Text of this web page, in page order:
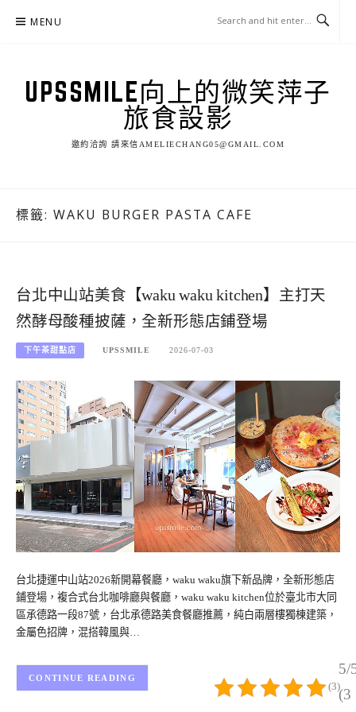
MENU
UPSSMILE向上的微笑萍子
旅食設影
邀約洽詢 請來信AMELIECHANG05@GMAIL.COM
標籤: WAKU BURGER PASTA CAFE
台北中山站美食【waku waku kitchen】主打天
然酵母酸種披薩，全新形態店鋪登場
下午茶甜點店 UPSSMILE 2026-07-03
台北捷運中山站2026新開幕餐廳，waku waku旗下新品牌，全新形態店
鋪登場，複合式台北咖啡廳與餐廳，waku waku kitchen位於臺北市大同
區承德路一段87號，台北承德路美食餐廳推薦，純白兩層樓獨棟建築，
金屬色招牌，混搭韓風與…
5/
(3
(3)
CONTINUE READING